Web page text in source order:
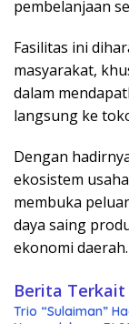
pembelanjaan
Fasilitas ini
masyarakat,
dalam
langsung ke
Dengan
ekosistem
membuka
daya saing
ekonomi
Berita Terkait
Trio “Sulaiman”